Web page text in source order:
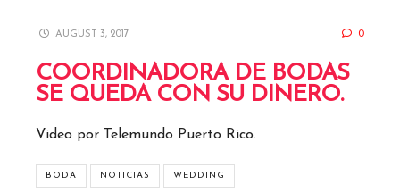
AUGUST 3, 2017 0
COORDINADORA DE BODAS
SE QUEDA CON SU DINERO.
Video por Telemundo Puerto Rico.
BODA NOTICIAS WEDDING